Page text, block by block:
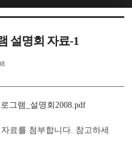
설명회 자료-1
그램_설명회2008.pdf
료를 첨부합니다. 참고하세
치북5
치북5